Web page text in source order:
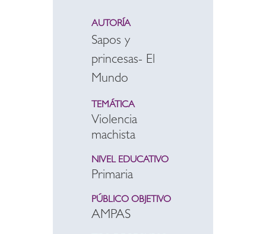
AUTORÍA
Sapos y
princesas- El
Mundo
TEMÁTICA
Violencia
machista
NIVEL EDUCATIVO
Primaria
PÚBLICO OBJETIVO
AMPAS